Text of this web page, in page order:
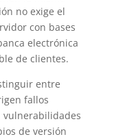
no exige el
con bases
electrónica
de clientes.
entre
fallos
vulnerabilidades
de versión